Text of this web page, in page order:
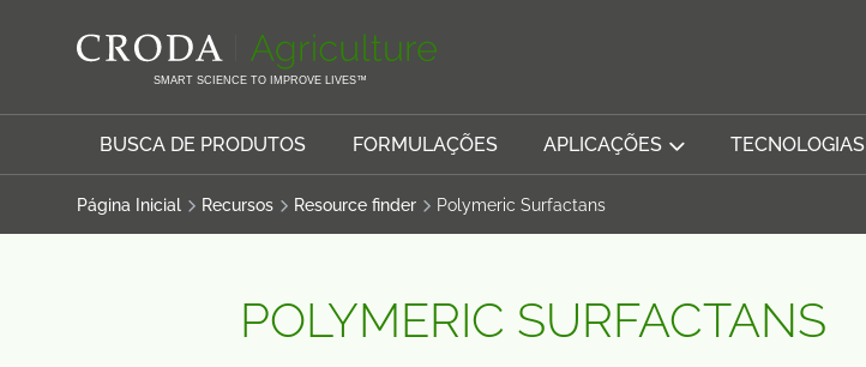
SMART SCIENCE TO IMPROVE LIVES™
BUSCA DE PRODUTOS FORMULAÇÕES APLICAÇÕES TECNOLOGIAS
Página Inicial Recursos Resource finder Polymeric Surfactans
POLYMERIC SURFACTANS